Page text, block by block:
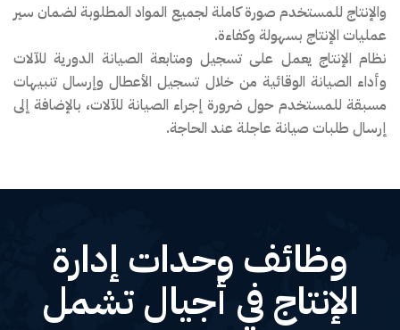
والإنتاج للمستخدم صورة كاملة لجميع المواد المطلوبة لضمان سير
عمليات الإنتاج بسهولة وكفاءة.
نظام الإنتاج يعمل على تسجيل ومتابعة الصيانة الدورية للآلات
وأداء الصيانة الوقائية من خلال تسجيل الأعطال وإرسال تنبيهات
مسبقة للمستخدم حول ضرورة إجراء الصيانة للآلات، بالإضافة إلى
إرسال طلبات صيانة عاجلة عند الحاجة.
وظائف وحدات إدارة
الإنتاج في أجيال تشمل